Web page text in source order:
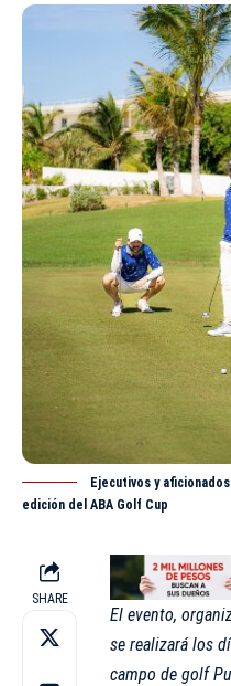
Ejecutivos y
edición del ABA Golf Cup
SHARE
El evento,
se realizará los
campo de golf